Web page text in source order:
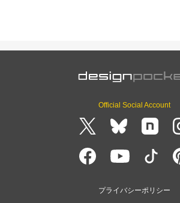
Official Social Account
プライバシーポリシー